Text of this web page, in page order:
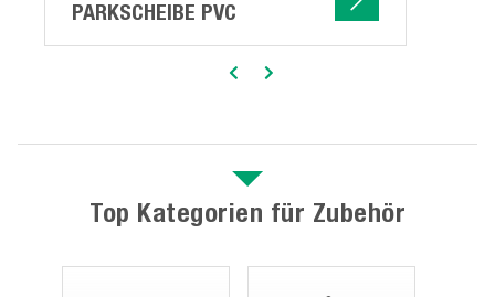
PARKSCHEIBE PVC
Top Kategorien für Zubehör